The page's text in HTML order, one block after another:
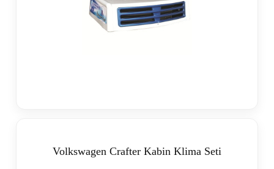
Volkswagen Crafter Kabin Klima Seti